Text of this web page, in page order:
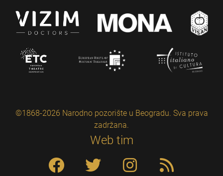
©1868-2026 Narodno pozorište u Beogradu. Sva prava
zadržana.
Web tim